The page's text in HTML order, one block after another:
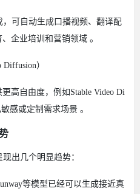
可自动生成口播视频、翻译配
企业培训和营销领域 。
）
高自由度，例如Stable Video Di
感或定制需求场景 。
出几个明显趋势：
等模型已经可以生成接近真